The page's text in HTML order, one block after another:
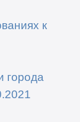
к
города